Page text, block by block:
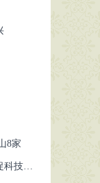
8家
我市开展科技招商项目推介路演进园区促科技成果落地